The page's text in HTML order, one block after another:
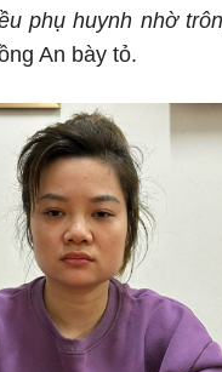
phụ huynh nhờ
An bày tỏ.